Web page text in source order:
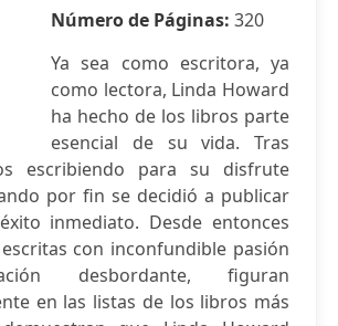
Número de Páginas: 320
Ya sea como escritora, ya
como lectora, Linda Howard
ha hecho de los libros parte
esencial de su vida. Tras
escribiendo para su disfrute
por fin se decidió a publicar
inmediato. Desde entonces
con inconfundible pasión
desbordante, figuran
en las listas de los libros más